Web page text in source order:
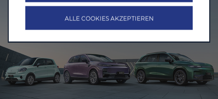
ALLE COOKIES AKZEPTIEREN